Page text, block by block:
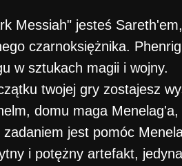
Messiah" jesteś
czarnoksiężnika.
w sztukach magii i wojny.
twojej gry zostajesz
domu maga
zadaniem jest pomóc
i potężny artefakt,